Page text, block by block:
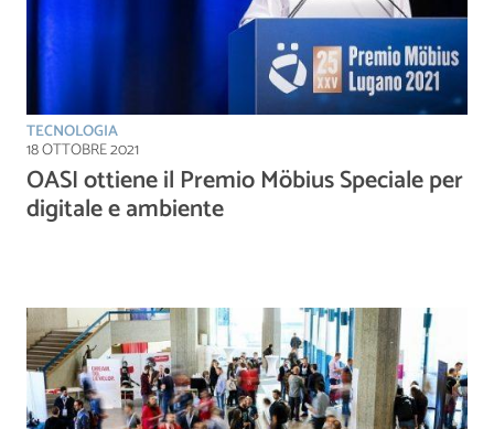
TECNOLOGIA
18 OTTOBRE 2021
OASI ottiene il Premio Möbius Speciale per
digitale e ambiente